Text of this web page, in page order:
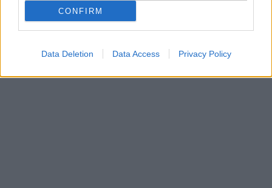
CONFIRM
Data Deletion Data Access Privacy Policy